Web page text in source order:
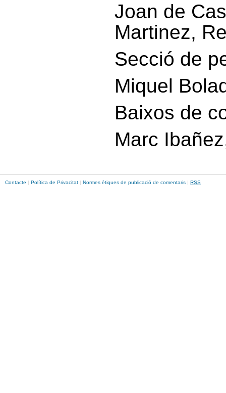
Joan de
Martinez,
Secció de
Miquel
Baixos de
Marc
Contacte | Política de Privacitat | Normes ètiques de publicació de comentaris | RSS